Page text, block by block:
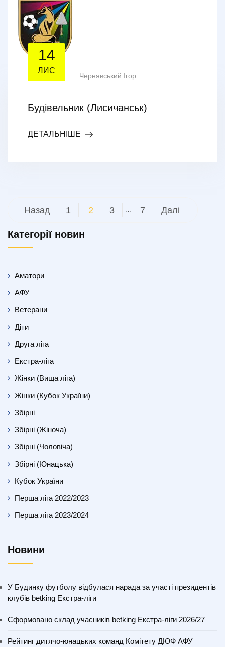
14
ЛИС
Чернявський Ігор
Будівельник (Лисичанськ)
ДЕТАЛЬНІШЕ
Пагінація
Назад 1 2 3 … 7 Далі
Категорії новин
Аматори
АФУ
Ветерани
Діти
Друга ліга
Екстра-ліга
Жінки (Вища ліга)
Жінки (Кубок України)
Збірні
Збірні (Жіноча)
Збірні (Чоловіча)
Збірні (Юнацька)
Кубок України
Перша ліга 2022/2023
Перша ліга 2023/2024
Новини
У Будинку футболу відбулася нарада за участі президентів
клубів betking Екстра-ліги
Сформовано склад учасників betking Екстра-ліги 2026/27
Рейтинг дитячо-юнацьких команд Комітету ДЮФ АФУ